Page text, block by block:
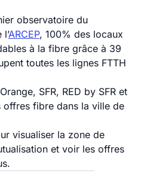
observatoire du
ARCEP, 100% des locaux
à la fibre grâce à 39
toutes les lignes FTTH
SFR, RED by SFR et
offres fibre dans la ville de
visualiser la zone de
et voir les offres